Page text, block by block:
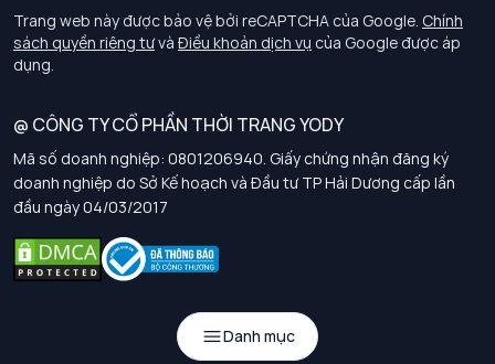
Danh mục
Chính sách bảo vệ dữ liệu cá nhân
Chính sách thanh toán, giao nhận
Chính sách chất lượng và an toàn sức khoẻ nghề nghiệp
Chính sách đơn đồng phục
Hướng dẫn chọn kích thước
Tuyển dụng
Trang web này được bảo vệ bởi reCAPTCHA của Google. Chính
sách quyền riêng tưvà Điều khoản dịch vụ của Google được áp
dụng.
@ CÔNG TY CỔ PHẦN THỜI TRANG YODY
Mã số doanh nghiệp: 0801206940. Giấy chứng nhận đăng ký
doanh nghiệp do Sở Kế hoạch và Đầu tư TP Hải Dương cấp lần
đầu ngày 04/03/2017